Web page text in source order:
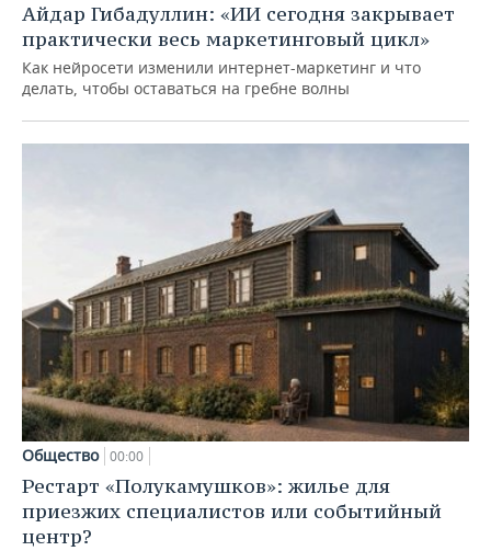
Айдар Гибадуллин: «ИИ сегодня закрывает
практически весь маркетинговый цикл»
Как нейросети изменили интернет-маркетинг и что
делать, чтобы оставаться на гребне волны
Общество 00:00
Рестарт «Полукамушков»: жилье для
приезжих специалистов или событийный
центр?